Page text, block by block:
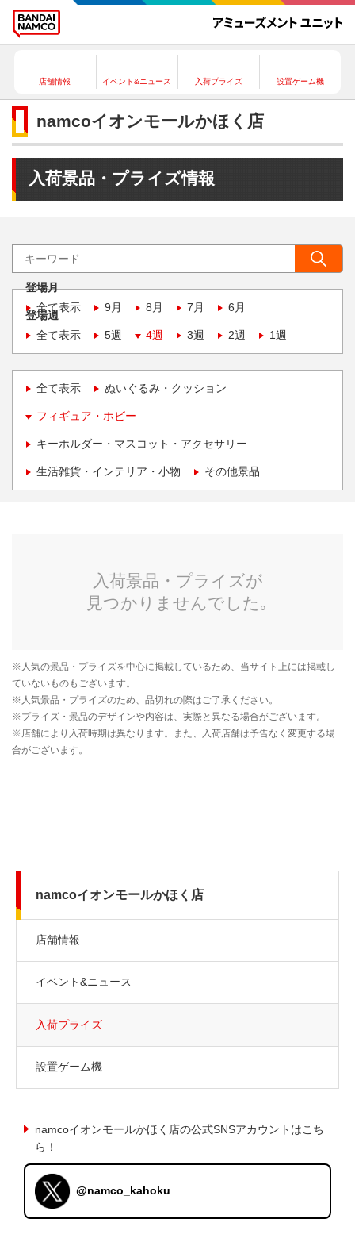
店舗情報 イベント&ニュース 入荷プライズ 設置ゲーム機
namcoイオンモールかほく店
入荷景品・プライズ情報
登場月
全て表示
9月 8月 7月 6月
登場週
全て表示
5週 4週 3週 2週 1週
全て表示 ぬいぐるみ・クッション
フィギュア・ホビー
キーホルダー・マスコット・アクセサリー
生活雑貨・インテリア・小物 その他景品
namcoイオンモールかほく店
店舗情報
イベント&ニュース
入荷プライズ
設置ゲーム機
namcoイオンモールかほく店の公式SNSアカウントはこち
ら！
@namco_kahoku